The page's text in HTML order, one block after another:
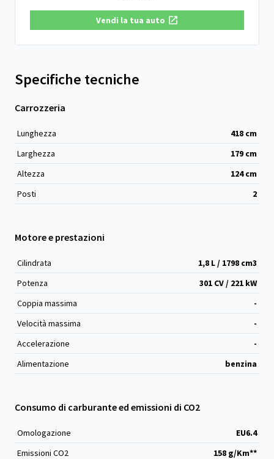
Vendi la tua auto
Specifiche tecniche
Carrozzeria
Lunghezza 418 cm
Larghezza
179 cm
Altezza
124cm
Posti
2
Motore e prestazioni
Cilindrata 1,8 L / 1798 cm3
Potenza
301 CV / 221 kW
Coppia massima
-
Velocità massima
-
Accelerazione
-
Alimentazione
benzina
Consumo di carburante ed emissioni di CO2
Omologazione
EU6.4
Emissioni CO2
158 g/Km**